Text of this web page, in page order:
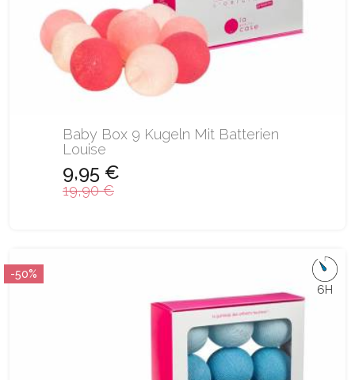
Baby Box 9 Kugeln Mit Batterien
Louise
9,95 €
19,90 €
-50%
6H